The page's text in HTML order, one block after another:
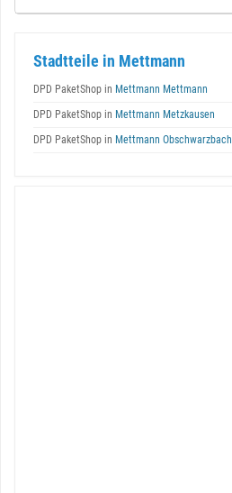
Stadtteile in Mettmann
DPD PaketShop in Mettmann Mettmann
DPD PaketShop in Mettmann Metzkausen
DPD PaketShop in Mettmann Obschwarzbach